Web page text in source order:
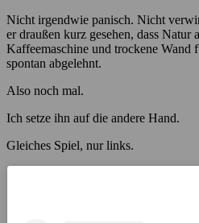
Nicht irgendwie panisch. Nicht
er draußen kurz gesehen, dass Natur
Kaffeemaschine und trockene Wand
spontan abgelehnt.
Also noch mal.
Ich setze ihn auf die andere Hand.
Gleiches Spiel, nur links.